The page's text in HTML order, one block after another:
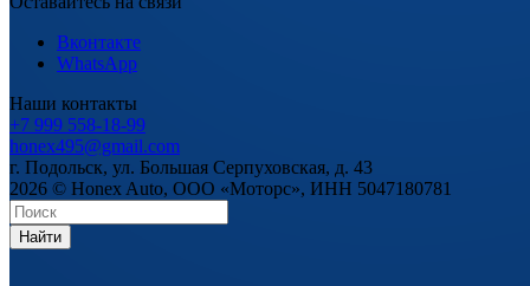
Вконтакте
WhatsApp
Наши контакты
+7 999 558-18-99
honex495@gmail.com
г. Подольск, ул. Большая Серпуховская, д. 43
2026 © Honex Auto, ООО «Моторс», ИНН 5047180781
Найти